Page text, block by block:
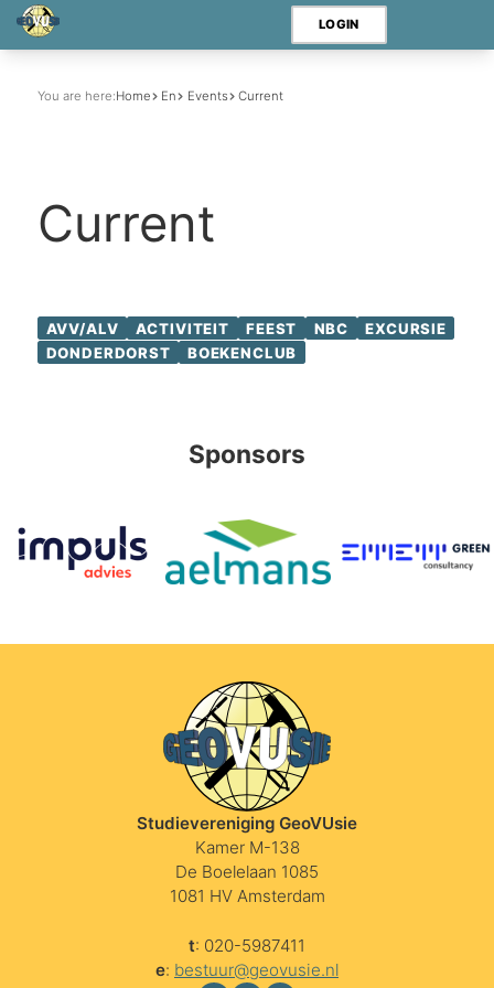
LOGIN
You are here:Home En Events Current
Current
AVV/ALV ACTIVITEIT FEEST NBC
EXCURSIE
DONDERDORST
BOEKENCLUB
Sponsors
Studievereniging GeoVUsie
Kamer M-138
De Boelelaan 1085
1081 HV Amsterdam
t: 020-5987411
e: bestuur@geovusie.nl